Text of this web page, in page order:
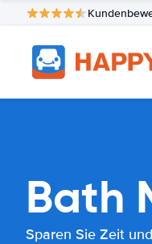
Bath
Sparen Sie Zeit